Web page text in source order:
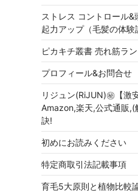
ストレス コントロール
起力アップ（毛髪の体験
ピカキチ叢書 売れ筋ラ
プロフィール&お問合せ
リジュン(RiJUN)㊙【激
Amazon,楽天,公式通販
訣!
初めにお読みください
特定商取引法記載事項
育毛5大原則と植物比較